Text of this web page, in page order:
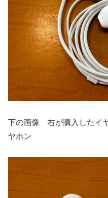
下の画像 右が購入したイ
ヤホン